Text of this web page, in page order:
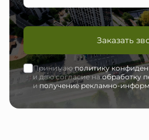
Заказать
Принимаюполитику
и даю согласие наобработку
иполучение рекламно-